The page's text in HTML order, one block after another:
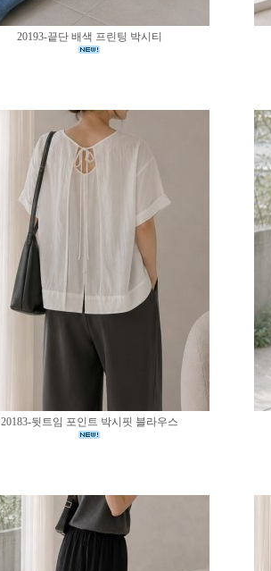
20193-끝단 배색 프린팅 박시티
20183-뒷트임 포인트 박시핏 블라우스